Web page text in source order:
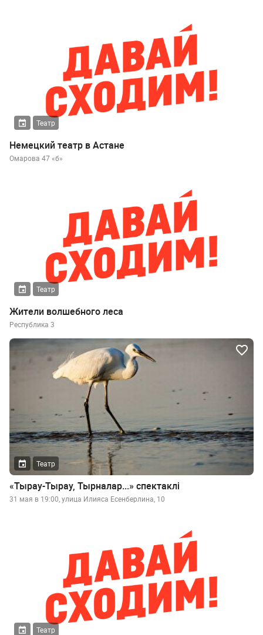
Театр
Немецкий театр в Астане
Омарова 47 «б»
Театр
Жители волшебного леса
Республика 3
Театр
«Тырау-Тырау, Тырналар...» спектаклі
31 мая в 19:00, улица Илияса Есенберлина, 10
Театр